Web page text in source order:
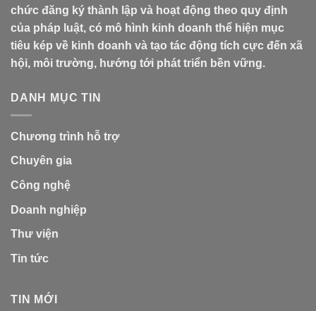
chức đăng ký thành lập và hoạt động theo quy định
của pháp luật, có mô hình kinh doanh thể hiện mục
tiêu kép về kinh doanh và tạo tác động tích cực đến xã
hội, môi trường, hướng tới phát triển bền vững.
DANH MỤC TIN
Chương trình hỗ trợ
Chuyên gia
Công nghệ
Doanh nghiệp
Thư viện
Tin tức
TIN MỚI